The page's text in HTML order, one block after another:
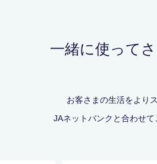
一緒に使って
お客さまの生活をより
JAネットバンクと合わせて